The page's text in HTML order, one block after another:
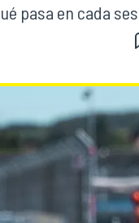
pasa en cada